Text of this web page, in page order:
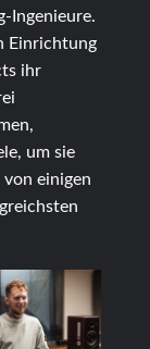
Ingenieure.
Einrichtung
ihr
um sie
einigen